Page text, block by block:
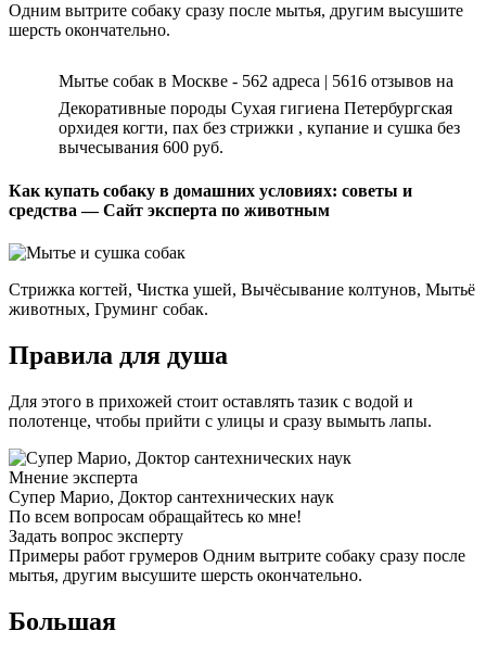
Одним вытрите собаку сразу после мытья, другим высушите
шерсть окончательно.
Мытье собак в Москве - 562 адреса | 5616 отзывов на
Декоративные породы Сухая гигиена Петербургская
орхидея когти, пах без стрижки , купание и сушка без
вычесывания 600 руб.
Как купать собаку в домашних условиях: советы и
средства — Сайт эксперта по животным
Стрижка когтей, Чистка ушей, Вычёсывание колтунов, Мытьё
животных, Груминг собак.
Правила для душа
Для этого в прихожей стоит оставлять тазик с водой и
полотенце, чтобы прийти с улицы и сразу вымыть лапы.
Мнение эксперта
Супер Марио, Доктор сантехнических наук
По всем вопросам обращайтесь ко мне!
Задать вопрос эксперту
Примеры работ грумеров Одним вытрите собаку сразу после
мытья, другим высушите шерсть окончательно.
Большая